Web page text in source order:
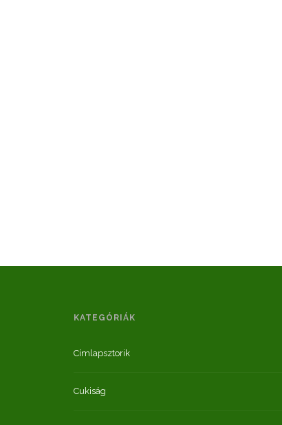
KATEGÓRIÁK
Címlapsztorik
Cukiság